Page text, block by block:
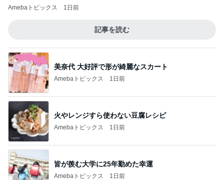
Amebaトピックス 1日前
記事を読む
美奈代 大好評で形が綺麗なスカート
Amebaトピックス 1日前
火やレンジすら使わない豆腐レシピ
Amebaトピックス 1日前
皆が羨む大学に25年勤めた幸運
Amebaトピックス 1日前